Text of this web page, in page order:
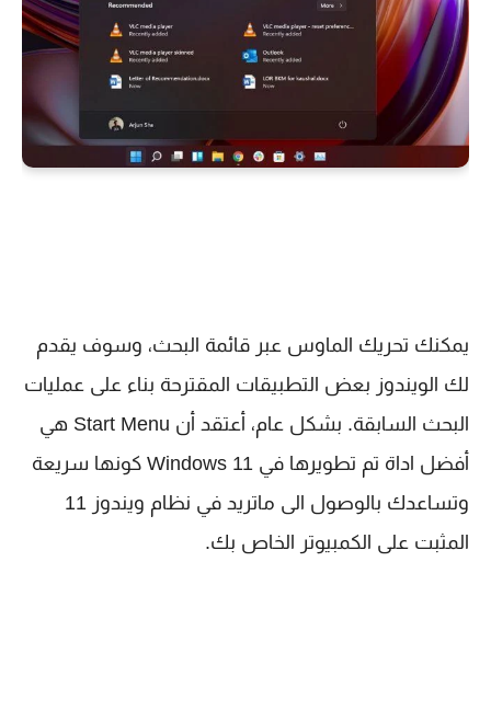
يمكنك تحريك الماوس عبر قائمة البحث، وسوف يقدم
لك الويندوز بعض التطبيقات المقترحة بناء على عمليات
البحث السابقة. بشكل عام، أعتقد أن Start Menu هي
أفضل اداة تم تطويرها في Windows 11 كونها سريعة
وتساعدك بالوصول الى ماتريد في نظام ويندوز 11
المثبت على الكمبيوتر الخاص بك.